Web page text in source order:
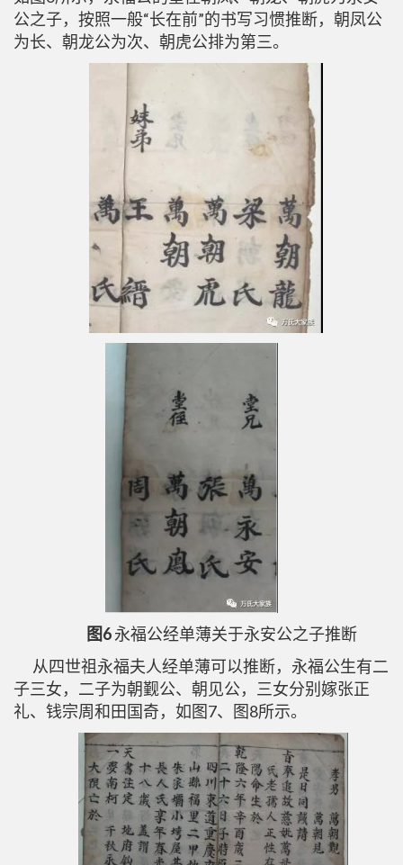
公之子，按照一般“长在前”的书写习惯推断，朝凤公
为长、朝龙公为次、朝虎公排为第三。
图6永福公经单薄关于永安公之子推断
从四世祖永福夫人经单薄可以推断，永福公生有二
子三女，二子为朝觐公、朝见公，三女分别嫁张正
礼、钱宗周和田国奇，如图7、图8所示。